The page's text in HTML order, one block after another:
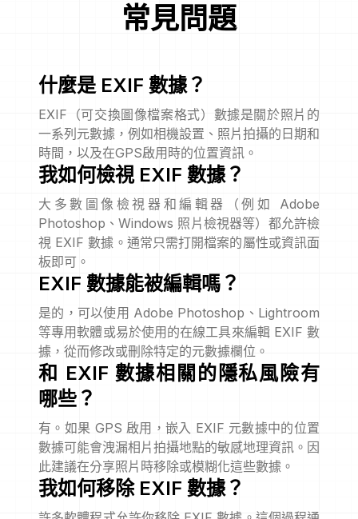
常見問題
什麼是 EXIF 數據？
EXIF（可交換圖像檔案格式）數據是關於照片的
一系列元數據，例如相機設置、照片拍攝的日期和
時間，以及在GPS啟用時的位置資訊。
我如何檢視 EXIF 數據？
大多數圖像檢視器和編輯器（例如 Adobe
Photoshop、Windows 照片檢視器等）都允許檢
視 EXIF 數據。通常只需打開檔案的屬性或資訊面
板即可。
EXIF 數據能被編輯嗎？
是的，可以使用 Adobe Photoshop、Lightroom
等專用軟體或易於使用的在線工具來編輯 EXIF 數
據，從而修改或刪除特定的元數據欄位。
和 EXIF 數據相關的隱私風險有
哪些？
有。如果 GPS 啟用，嵌入 EXIF 元數據中的位置
數據可能會洩漏相片拍攝地點的敏感地理資訊。因
此建議在分享照片時移除或模糊化這些數據。
我如何移除 EXIF 數據？